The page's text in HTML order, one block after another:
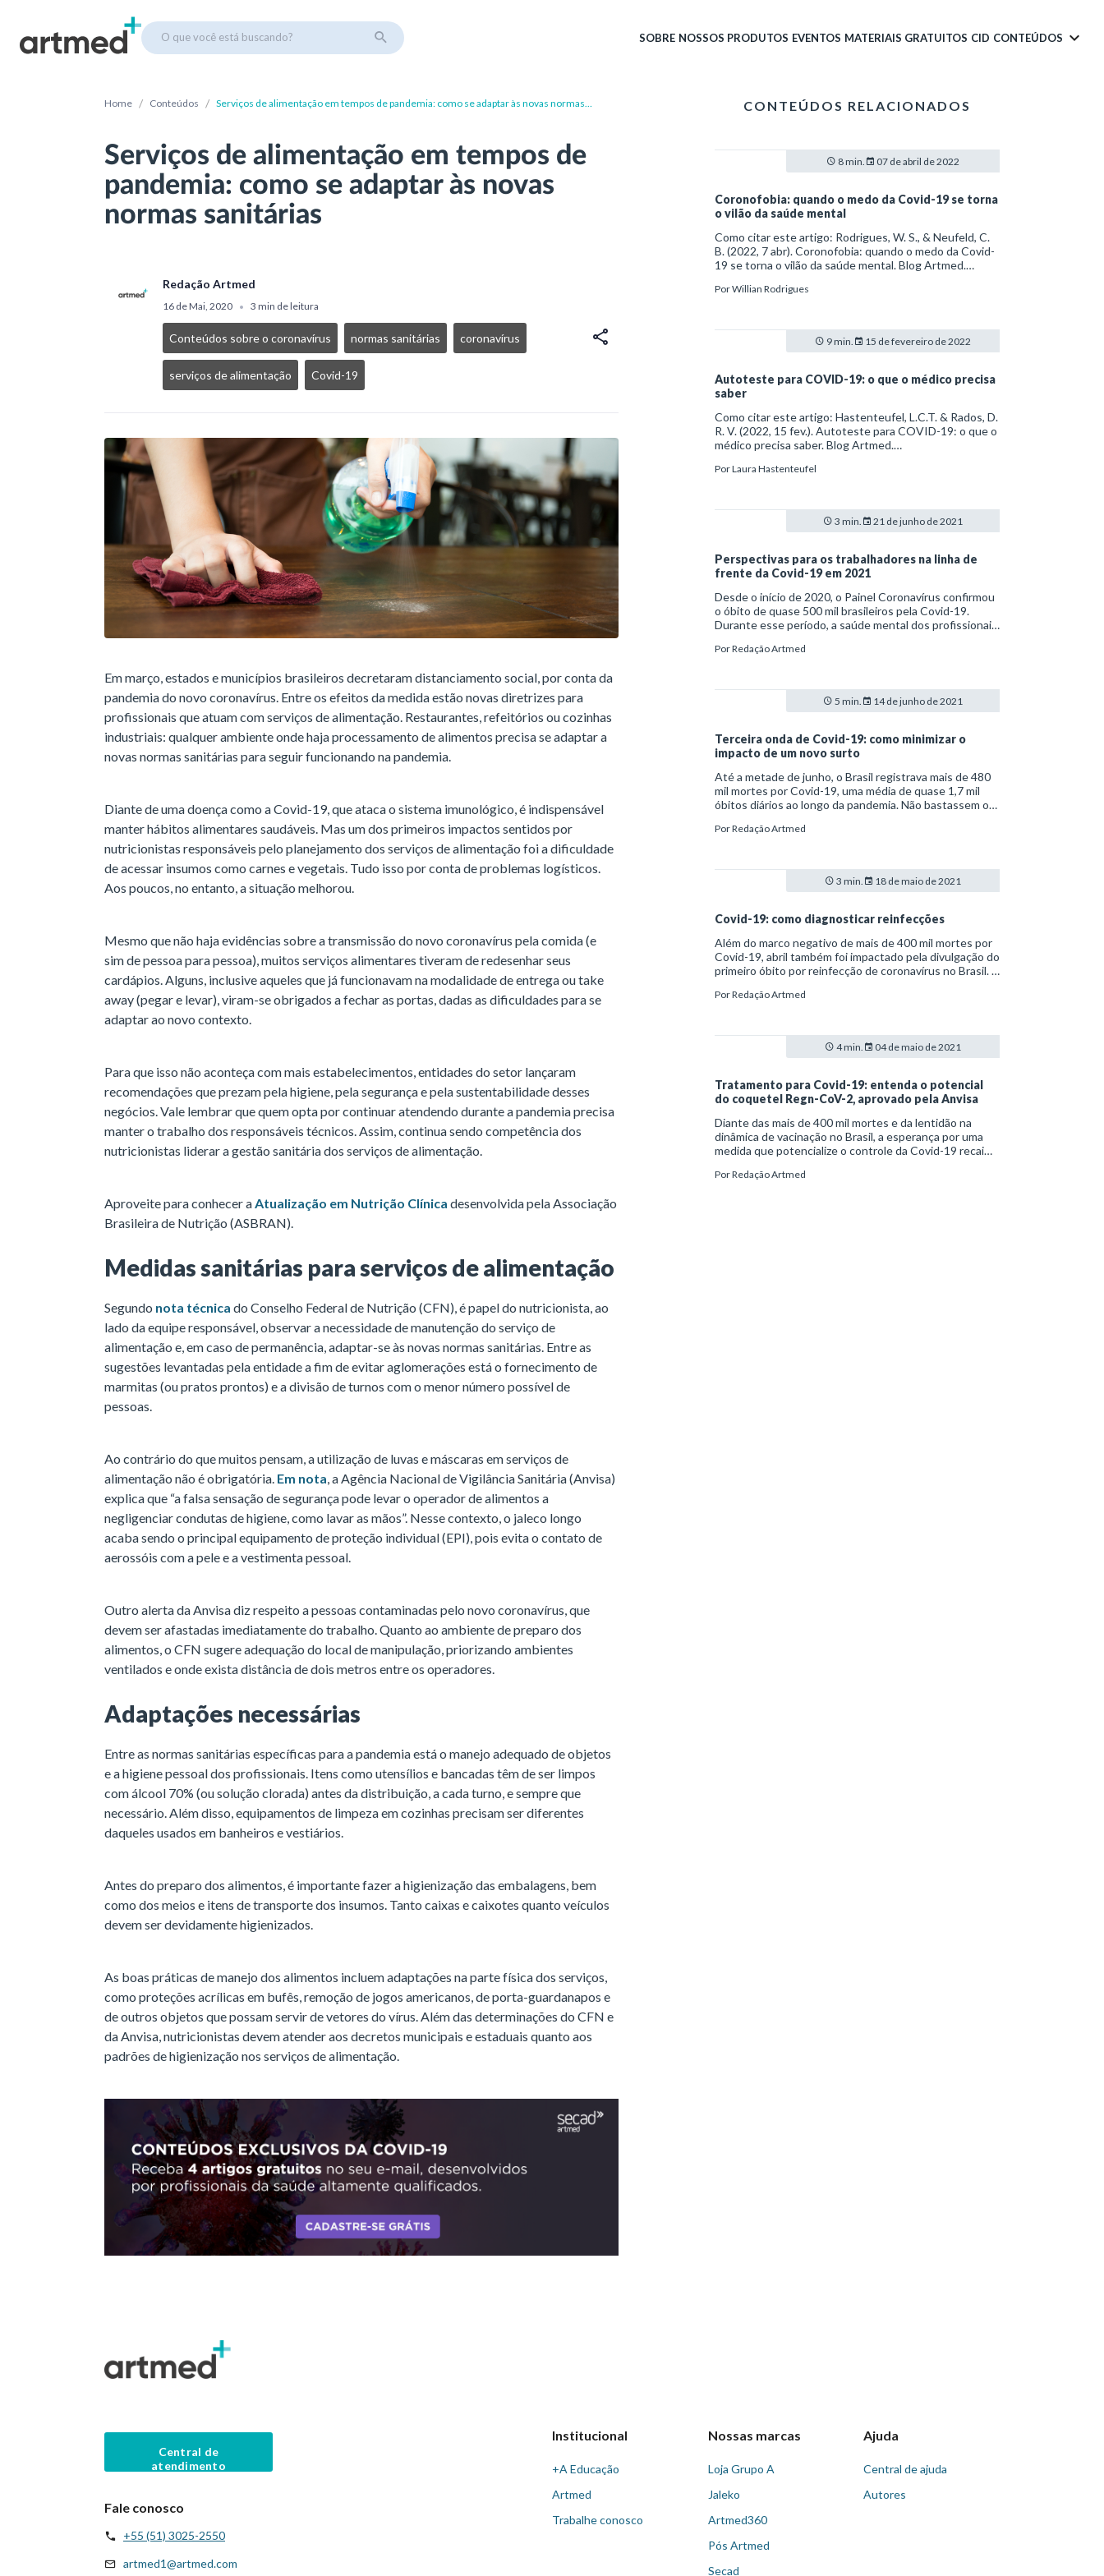
O que você está buscando? SOBRE NOSSOS PRODUTOS EVENTOS MATERIAIS GRATUITOS CID CONTEÚDOS
Home / Conteúdos / Serviços de alimentação em tempos de pandemia: como se adaptar às novas normas
Serviços de alimentação em tempos de
pandemia: como se adaptar às novas
normas sanitárias
Redação Artmed
16 de Mai, 2020 • 3 min de leitura
Conteúdos sobre o coronavírus normas sanitárias coronavírus
serviços de alimentação Covid-19
Em março, estados e municípios brasileiros decretaram distanciamento social, por conta da
pandemia do novo coronavírus. Entre os efeitos da medida estão novas diretrizes para
profissionais que atuam com serviços de alimentação. Restaurantes, refeitórios ou cozinhas
industriais: qualquer ambiente onde haja processamento de alimentos precisa se adaptar a
novas normas sanitárias para seguir funcionando na pandemia.
Diante de uma doença como a Covid-19, que ataca o sistema imunológico, é indispensável
manter hábitos alimentares saudáveis. Mas um dos primeiros impactos sentidos por
nutricionistas responsáveis pelo planejamento dos serviços de alimentação foi a dificuldade
de acessar insumos como carnes e vegetais. Tudo isso por conta de problemas logísticos.
Aos poucos, no entanto, a situação melhorou.
Mesmo que não haja evidências sobre a transmissão do novo coronavírus pela comida (e
sim de pessoa para pessoa), muitos serviços alimentares tiveram de redesenhar seus
cardápios. Alguns, inclusive aqueles que já funcionavam na modalidade de entrega ou take
away (pegar e levar), viram-se obrigados a fechar as portas, dadas as dificuldades para se
adaptar ao novo contexto.
Para que isso não aconteça com mais estabelecimentos, entidades do setor lançaram
recomendações que prezam pela higiene, pela segurança e pela sustentabilidade desses
negócios. Vale lembrar que quem opta por continuar atendendo durante a pandemia precisa
manter o trabalho dos responsáveis técnicos. Assim, continua sendo competência dos
nutricionistas liderar a gestão sanitária dos serviços de alimentação.
Aproveite para conhecer aAtualização em Nutrição Clínica desenvolvida pela Associação
Brasileira de Nutrição (ASBRAN).
Medidas sanitárias para serviços de alimentação
Segundo nota técnica do Conselho Federal de Nutrição (CFN), é papel do nutricionista, ao
lado da equipe responsável, observar a necessidade de manutenção do serviço de
alimentação e, em caso de permanência, adaptar-se às novas normas sanitárias. Entre as
sugestões levantadas pela entidade a fim de evitar aglomerações está o fornecimento de
marmitas (ou pratos prontos) e a divisão de turnos com o menor número possível de
pessoas.
Ao contrário do que muitos pensam, a utilização de luvas e máscaras em serviços de
alimentação não é obrigatória. Em nota, a Agência Nacional de Vigilância Sanitária (Anvisa)
explica que “a falsa sensação de segurança pode levar o operador de alimentos a
negligenciar condutas de higiene, como lavar as mãos”. Nesse contexto, o jaleco longo
acaba sendo o principal equipamento de proteção individual (EPI), pois evita o contato de
aerossóis com a pele e a vestimenta pessoal.
Outro alerta da Anvisa diz respeito a pessoas contaminadas pelo novo coronavírus, que
devem ser afastadas imediatamente do trabalho. Quanto ao ambiente de preparo dos
alimentos, o CFN sugere adequação do local de manipulação, priorizando ambientes
ventilados e onde exista distância de dois metros entre os operadores.
Adaptações necessárias
Entre as normas sanitárias específicas para a pandemia está o manejo adequado de objetos
e a higiene pessoal dos profissionais. Itens como utensílios e bancadas têm de ser limpos
com álcool 70% (ou solução clorada) antes da distribuição, a cada turno, e sempre que
necessário. Além disso, equipamentos de limpeza em cozinhas precisam ser diferentes
daqueles usados em banheiros e vestiários.
Antes do preparo dos alimentos, é importante fazer a higienização das embalagens, bem
como dos meios e itens de transporte dos insumos. Tanto caixas e caixotes quanto veículos
devem ser devidamente higienizados.
As boas práticas de manejo dos alimentos incluem adaptações na parte física dos serviços,
como proteções acrílicas em bufês, remoção de jogos americanos, de porta-guardanapos e
de outros objetos que possam servir de vetores do vírus. Além das determinações do CFN e
da Anvisa, nutricionistas devem atender aos decretos municipais e estaduais quanto aos
padrões de higienização nos serviços de alimentação.
CONTEÚDOS RELACIONADOS
8 min. 07 de abril de 2022
Coronofobia: quando o medo da Covid-19 se torna
o vilão da saúde mental
Como citar este artigo: Rodrigues, W. S., & Neufeld, C.
B. (2022, 7 abr). Coronofobia: quando o medo da Covid-
19 se torna o vilão da saúde mental. Blog Artmed.
medo-da-covid-19-se-torna-o-vilao-da-saude-mental
PorWillian Rodrigues
9 min. 15 de fevereiro de 2022
Autoteste para COVID-19: o que o médico precisa
saber
Como citar este artigo: Hastenteufel, L.C.T. & Rados, D.
R. V. (2022, 15 fev.). Autoteste para COVID-19: o que o
médico precisa saber. Blog Artmed.
19-o-que-o-medico-precisa-saber
PorLaura Hastenteufel
3 min. 21 de junho de 2021
Perspectivas para os trabalhadores na linha de
frente da Covid-19 em 2021
Desde o início de 2020, o Painel Coronavírus confirmou
o óbito de quase 500 mil brasileiros pela Covid-19.
Durante esse período, a saúde mental dos profissionais
amplamente discutida.
PorRedação Artmed
5 min. 14 de junho de 2021
Terceira onda de Covid-19: como minimizar o
impacto de um novo surto
Até a metade de junho, o Brasil registrava mais de 480
mil mortes por Covid-19, uma média de quase 1,7 mil
óbitos diários ao longo da pandemia. Não bastassem os
preocupam a saúde global.
PorRedação Artmed
3 min. 18 de maio de 2021
Covid-19: como diagnosticar reinfecções
Além do marco negativo de mais de 400 mil mortes por
Covid-19, abril também foi impactado pela divulgação do
primeiro óbito por reinfecção de coronavírus no Brasil. A
diferentes num intervalo de três meses e 11 dias.
PorRedação Artmed
4 min. 04 de maio de 2021
Tratamento para Covid-19: entenda o potencial
do coquetel Regn-CoV-2, aprovado pela Anvisa
Diante das mais de 400 mil mortes e da lentidão na
dinâmica de vacinação no Brasil, a esperança por uma
medida que potencialize o controle da Covid-19 recai
para uso emergencial em 20 de abril pela Agência
PorRedação Artmed
Central de
atendimento
Fale conosco
+55 (51) 3025-2550
artmed1@artmed.com
Institucional
+A Educação
Artmed
Trabalhe conosco
Nossas marcas
Loja Grupo A
Jaleko
Artmed360
Pós Artmed
Secad
Ajuda
Central de ajuda
Autores